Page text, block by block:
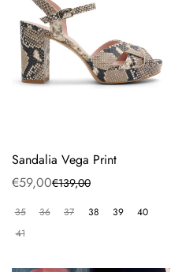
Sandalia Vega Print
Precio
de
€59,00
Precio
regular
€139,00
35 36 37 38 39
40
41